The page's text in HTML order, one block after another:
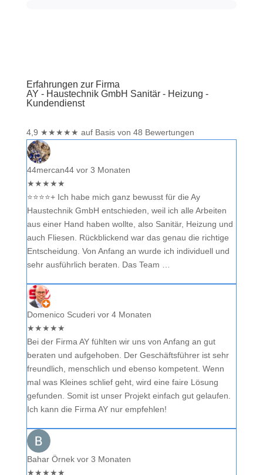
Erfahrungen zur Firma
AY - Haustechnik GmbH Sanitär - Heizung -
Kundendienst
4,9 ★★★★★ auf Basis von 48 Bewertungen
44mercan44 vor 3 Monaten
★★★★★
⭐️⭐️⭐️⭐️+ Ich habe mich ganz bewusst für die Ay
Haustechnik GmbH entschieden, weil ich alle Arbeiten
aus einer Hand haben wollte, also Sanitär, Heizung und
auch Fliesen. Rückblickend war das genau die richtige
Entscheidung. Von Anfang an wurde ich individuell und
sehr ausführlich beraten. Das Team …
Domenico Scuderi vor 4 Monaten
★★★★★
Bei der Firma AY fühlten wir uns von Anfang an gut
beraten und aufgehoben. Der Geschäftsführer ist sehr
freundlich, menschlich und ebenso kompetent. Wenn
mal was Kleines schlief geht, wird eine faire Lösung
gefunden. Somit ist unser Projekt einfach gut gelaufen.
Ich kann die Firma AY nur empfehlen!
Bahar Örnek vor 3 Monaten
★★★★★